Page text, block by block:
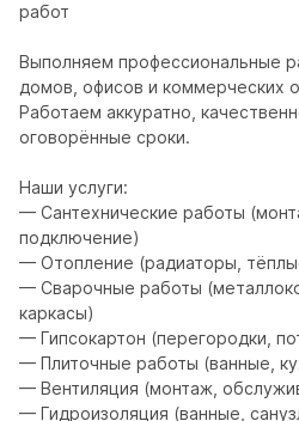
работ
Выполняем профессиональные
домов, офисов и коммерческих
Работаем аккуратно,
оговорённые сроки.
Наши услуги:
— Сантехнические работы
подключение)
— Отопление (радиаторы,
— Сварочные работы
каркасы)
— Гипсокартон (перегородки,
— Плиточные работы (ванные,
— Вентиляция (монтаж,
— Гидроизоляция (ванные,